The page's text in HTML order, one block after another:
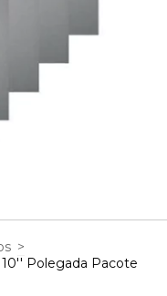
>
Polegada Pacote